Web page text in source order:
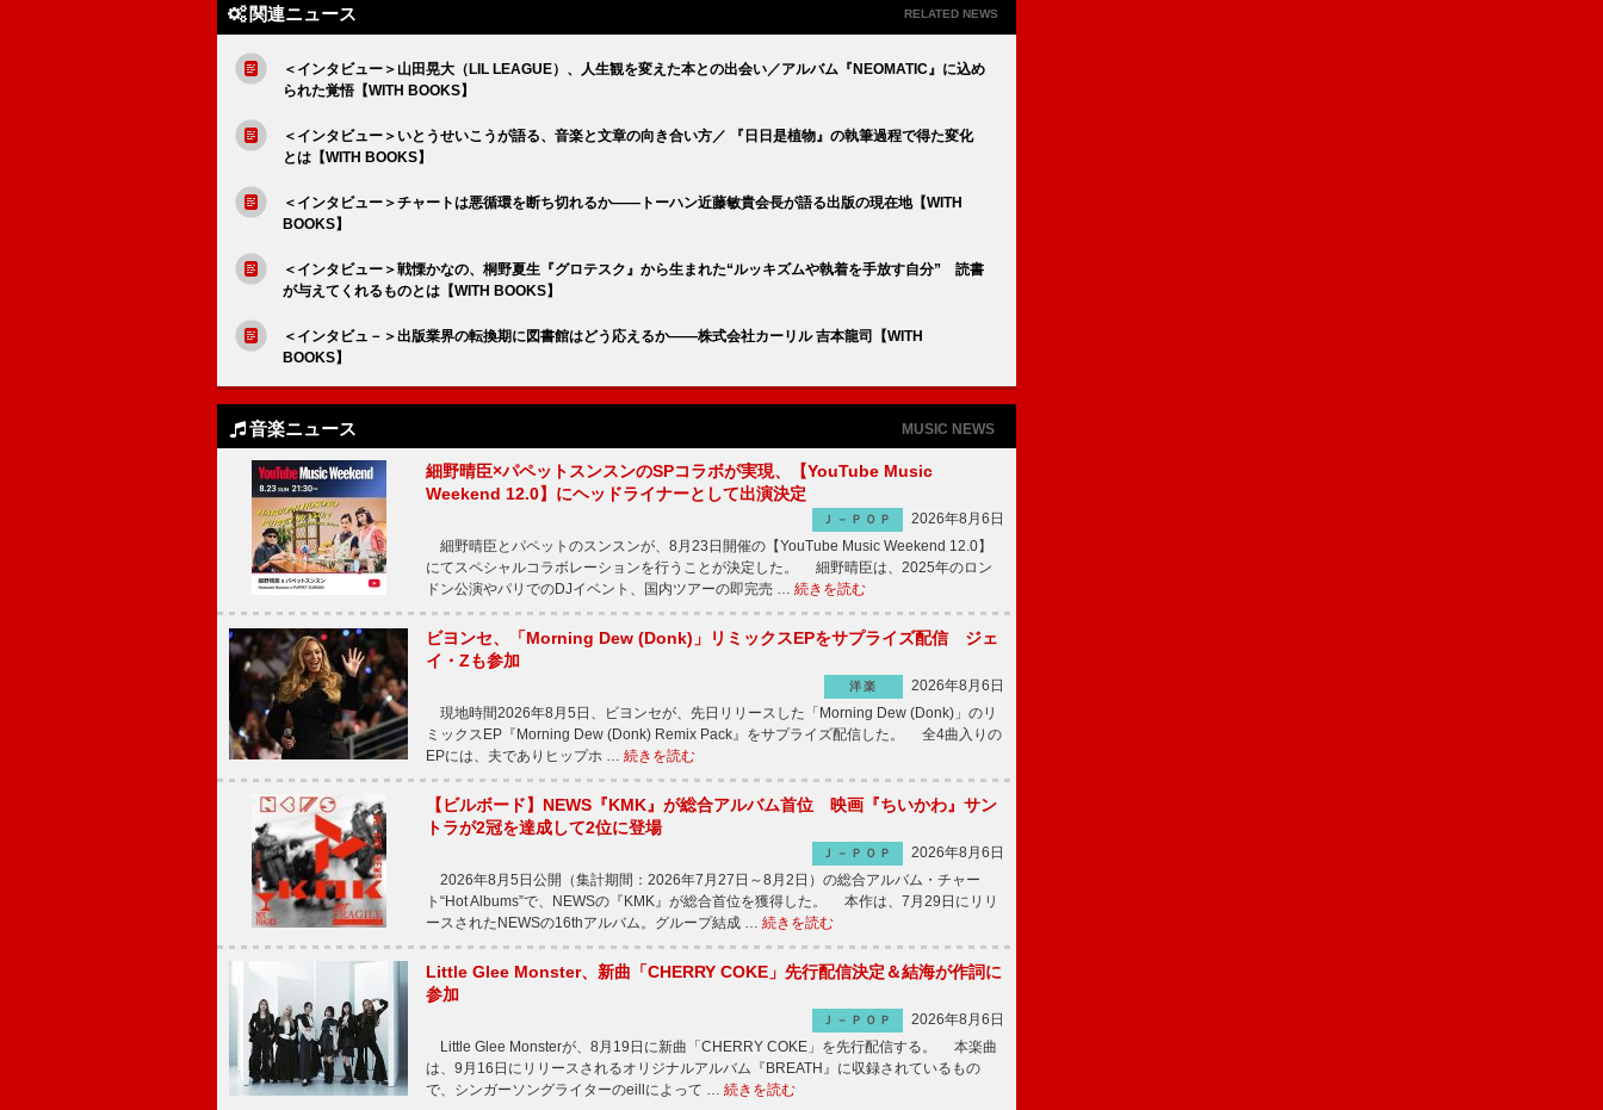
関連ニュース RELATED NEWS
＜インタビュー＞山田晃大（LIL LEAGUE）、人生観を変えた本との出会い／アルバム『NEOMATIC』に込め
られた覚悟【WITH BOOKS】
＜インタビュー＞いとうせいこうが語る、音楽と文章の向き合い方／ 『日日是植物』の執筆過程で得た変化
とは【WITH BOOKS】
＜インタビュー＞チャートは悪循環を断ち切れるか――トーハン近藤敏貴会長が語る出版の現在地【WITH
BOOKS】
＜インタビュー＞戦慄かなの、桐野夏生『グロテスク』から生まれた“ルッキズムや執着を手放す自分” 読書
が与えてくれるものとは【WITH BOOKS】
＜インタビュ－＞出版業界の転換期に図書館はどう応えるか――株式会社カーリル 吉本龍司【WITH
BOOKS】
音楽ニュース MUSIC NEWS
細野晴臣×パペットスンスンのSPコラボが実現、【YouTube Music
Weekend 12.0】にヘッドライナーとして出演決定
Ｊ－ＰＯＰ
2026年8月6日
細野晴臣とパペットのスンスンが、8月23日開催の【YouTube Music Weekend 12.0】
にてスペシャルコラボレーションを行うことが決定した。 細野晴臣は、2025年のロン
ドン公演やパリでのDJイベント、国内ツアーの即完売 … 続きを読む
ビヨンセ、「Morning Dew (Donk)」リミックスEPをサプライズ配信 ジェ
イ・Zも参加
洋楽
2026年8月6日
現地時間2026年8月5日、ビヨンセが、先日リリースした「Morning Dew (Donk)」のリ
ミックスEP『Morning Dew (Donk) Remix Pack』をサプライズ配信した。 全4曲入りの
EPには、夫でありヒップホ … 続きを読む
【ビルボード】NEWS『KMK』が総合アルバム首位 映画『ちいかわ』サン
トラが2冠を達成して2位に登場
Ｊ－ＰＯＰ
2026年8月6日
2026年8月5日公開（集計期間：2026年7月27日～8月2日）の総合アルバム・チャー
ト“Hot Albums”で、NEWSの『KMK』が総合首位を獲得した。 本作は、7月29日にリリ
ースされたNEWSの16thアルバム。グループ結成 … 続きを読む
Little Glee Monster、新曲「CHERRY COKE」先行配信決定＆結海が作詞に
参加
Ｊ－ＰＯＰ
2026年8月6日
Little Glee Monsterが、8月19日に新曲「CHERRY COKE」を先行配信する。 本楽曲
は、9月16日にリリースされるオリジナルアルバム『BREATH』に収録されているもの
で、シンガーソングライターのeillによって … 続きを読む